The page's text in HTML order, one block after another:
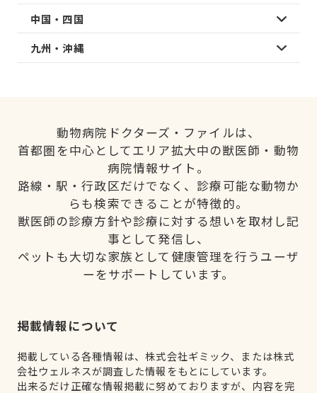
中国・四国
九州・沖縄
動物病院ドクターズ・ファイルは、
首都圏を中心としてエリア拡大中の獣医師・動物
病院情報サイト。
路線・駅・行政区だけでなく、診療可能な動物か
らも検索できることが特徴的。
獣医師の診療方針や診療に対する想いを取材し記
事として発信し、
ペットも大切な家族として健康管理を行うユーザ
ーをサポートしています。
掲載情報について
掲載している各種情報は、株式会社ギミック、または株式
会社ウェルネスが調査した情報をもとにしています。
出来るだけ正確な情報掲載に努めておりますが、内容を完